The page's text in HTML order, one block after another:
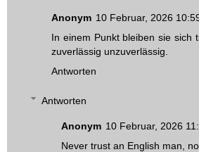
Anonym 10 Februar, 2026
In einem Punkt bleiben sie sich
zuverlässig unzuverlässig.
Antworten
Antworten
Anonym 10 Februar, 2026
Never trust an English man,